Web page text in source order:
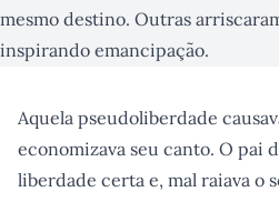
mesmo destino. Outras
inspirando emancipação.
Aquela pseudoliberdade
economizava seu canto. O pai
liberdade certa e, mal raiava o